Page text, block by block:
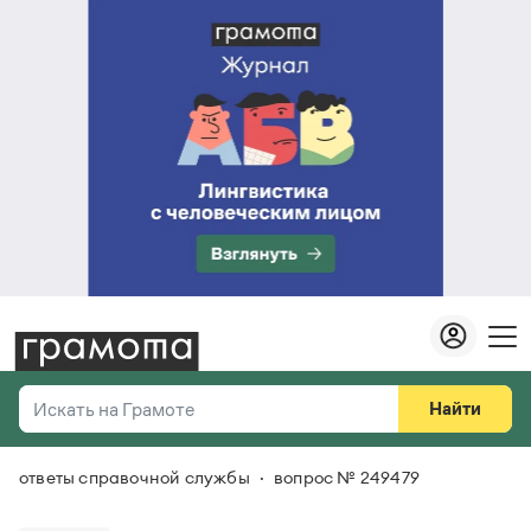
Искать на Грамоте
Справочная служба
Найти
Везде
ответы справочной службы вопрос № 249479